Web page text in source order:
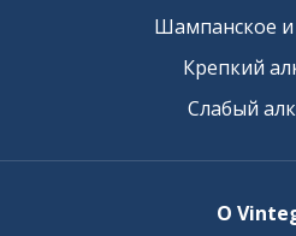
Шампанское и
Крепкий
Слабый
О